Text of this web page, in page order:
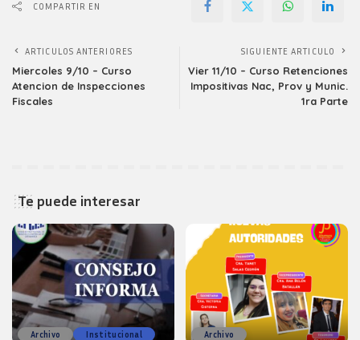
COMPARTIR EN
ARTICULOS ANTERIORES
Miercoles 9/10 – Curso
Atencion de Inspecciones
Fiscales
SIGUIENTE ARTICULO
Vier 11/10 – Curso Retenciones
Impositivas Nac, Prov y Munic.
1ra Parte
Te puede interesar
Archivo Institucional Archivo